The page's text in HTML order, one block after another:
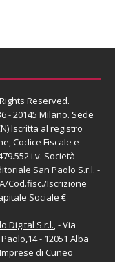
Reserved.
- 20145 Milano. Sede
Iscritta al registro
Codice Fiscale e
i.v. Società
San Paolo S.r.l. -
Cod.fisc./Iscrizione
Sociale €
Digital S.r.l., - Via
- 12051 Alba
di Cuneo